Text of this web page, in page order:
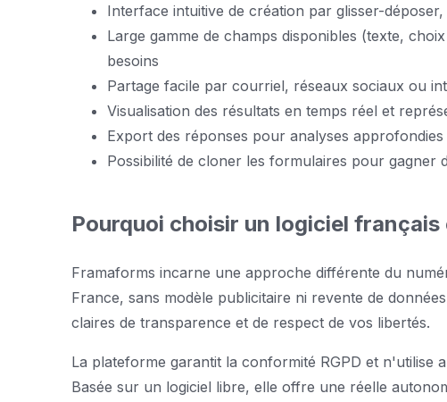
Interface intuitive de création par glisser-
Large gamme de champs disponibles (texte,
besoins
Partage facile par courriel, réseaux sociaux ou
Visualisation des résultats en temps réel et
Export des réponses pour analyses
Possibilité de cloner les formulaires pour gagner
Pourquoi choisir un logiciel
Framaforms incarne une approche différente du
France, sans modèle publicitaire ni revente de
claires de transparence et de respect de vos libertés.
La plateforme garantit la conformité RGPD et n'utilise
Basée sur un logiciel libre, elle offre une réelle